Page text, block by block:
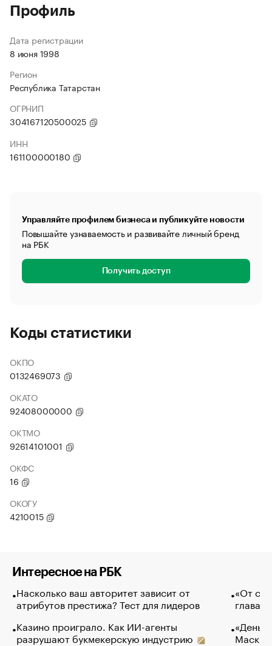
Профиль
Дата регистрации
8 июня 1998
Регион
Республика Татарстан
ОГРНИП
304167120500025
ИНН
161100000180
Управляйте профилем бизнеса и публикуйте новости
Повышайте узнаваемость и развивайте личный бренд
на РБК
Получить доступ
Коды статистики
ОКПО
0132469073
ОКАТО
92408000000
ОКТМО
92614101001
ОКФС
16
ОКОГУ
4210015
Интересное на РБК
Насколько ваш авторитет зависит от
атрибутов престижа? Тест для лидеров
Казино проиграло. Как ИИ-агенты
разрушают букмекерскую индустрию
«От
глава
Маск в